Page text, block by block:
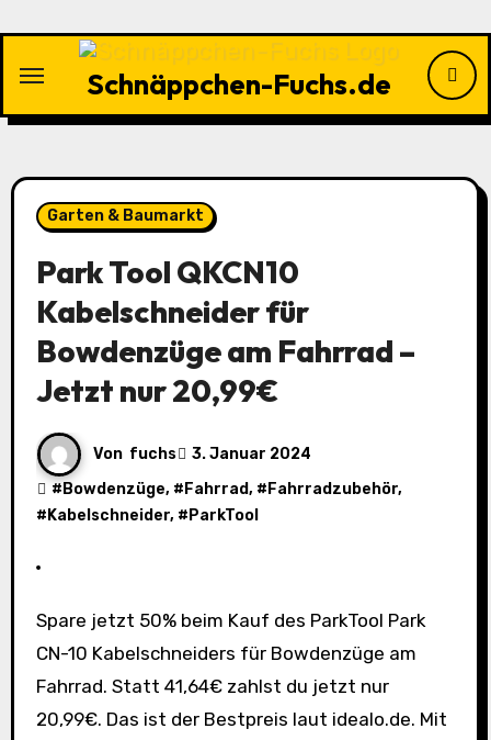
springen
Schnäppchen-Fuchs.de
Garten & Baumarkt
Park Tool QKCN10
Kabelschneider für
Bowdenzüge am Fahrrad –
Jetzt nur 20,99€
Von fuchs
3. Januar 2024
# Bowdenzüge, # Fahrrad, # Fahrradzubehör,
# Kabelschneider, # ParkTool
Spare jetzt 50% beim Kauf des ParkTool Park
CN-10 Kabelschneiders für Bowdenzüge am
Fahrrad. Statt 41,64€ zahlst du jetzt nur
20,99€. Das ist der Bestpreis laut idealo.de. Mit